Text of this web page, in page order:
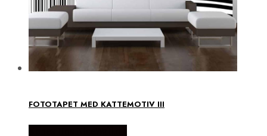
FOTOTAPET MED KATTEMOTIV III